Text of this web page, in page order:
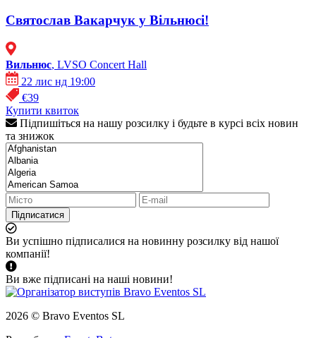
Святослав Вакарчук у Вільнюсі!
Вильнюс, LVSO Concert Hall
22 лис нд 19:00
€39
Купити квиток
Підпишіться на нашу розсилку і будьте в курсі всіх новин
та знижок
Підписатися
Ви успішно підписалися на новинну розсилку від нашої
компанії!
Ви вже підписані на наші новини!
2026 © Bravo Eventos SL